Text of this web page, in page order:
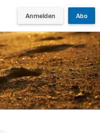
Anmelden Abo